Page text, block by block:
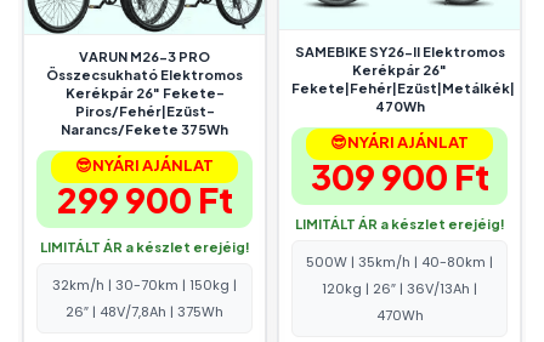
VARUN M26-3 PRO
Összecsukható Elektromos
Kerékpár 26″ Fekete-
Piros/Fehér|Ezüst-
Narancs/Fekete 375Wh
😎NYÁRI AJÁNLAT
299 900 Ft
LIMITÁLT ÁR a készlet erejéig!
32km/h | 30-70km | 150kg |
26″ | 48V/7,8Ah | 375Wh
SAMEBIKE SY26-II Elektromos
Kerékpár 26″
Fekete|Fehér|Ezüst|Metálkék|
470Wh
😎NYÁRI AJÁNLAT
309 900 Ft
LIMITÁLT ÁR a készlet erejéig!
500W | 35km/h | 40-80km |
120kg | 26″ | 36V/13Ah |
470Wh